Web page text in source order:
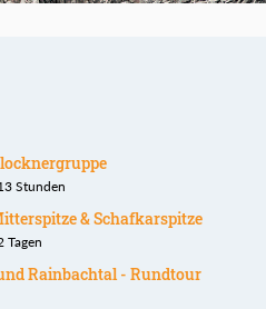
Stunden
& Schafkarspitze
Tagen
Rainbachtal - Rundtour